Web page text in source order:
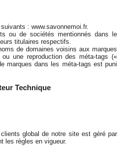
: www.savonnemoi.fr.
ou de sociétés mentionnés dans le
titulaires respectifs.
de domaines voisins aux marques
une reproduction des méta-tags («
marques dans les méta-tags est puni
Technique
global de notre site est géré par
les règles en vigueur.